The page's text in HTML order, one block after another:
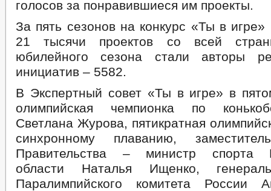
голосов за понравившиеся им проекты.
За пять сезонов на конкурс «Ты в игре»
21 тысячи проектов со всей
юбилейного сезона стали авторы
инициатив – 5582.
В Экспертный совет «Ты в игре» в
олимпийская чемпионка по
Светлана Журова, пятикратная
синхронному плаванию,
Правительства – министр спорта
области Наталья Ищенко,
Паралимпийского комитета России